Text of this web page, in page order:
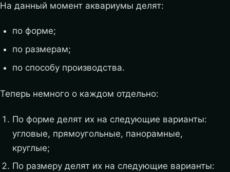
На данный момент аквариумы делят:
по форме;
по размерам;
по способу производства.
Теперь немного о каждом отдельно:
По форме делят их на следующие варианты:
угловые, прямоугольные, панорамные,
круглые;
По размеру делят их на следующие варианты: